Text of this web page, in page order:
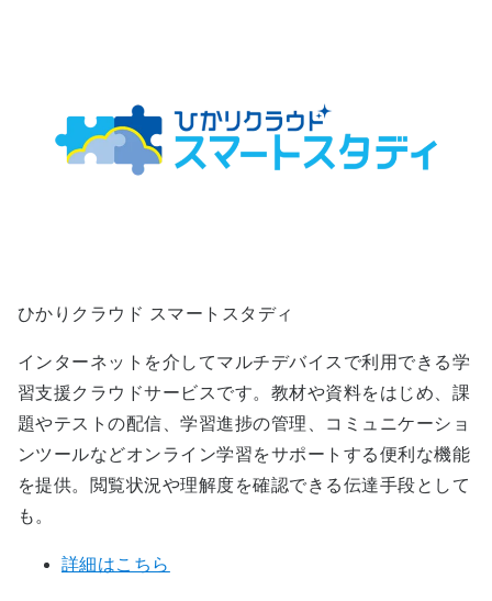
ひかりクラウド スマートスタディ
インターネットを介してマルチデバイスで利用できる学
習支援クラウドサービスです。教材や資料をはじめ、課
題やテストの配信、学習進捗の管理、コミュニケーショ
ンツールなどオンライン学習をサポートする便利な機能
を提供。閲覧状況や理解度を確認できる伝達手段として
も。
詳細はこちら